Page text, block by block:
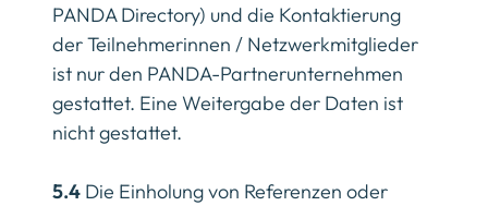
PANDA Directory) und die Kontaktierung
der Teilnehmerinnen / Netzwerkmitglieder
ist nur den PANDA-Partnerunternehmen
gestattet. Eine Weitergabe der Daten ist
nicht gestattet.
5.4 Die Einholung von Referenzen oder